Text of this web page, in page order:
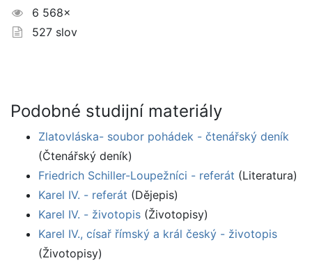
6 568×
527 slov
Podobné studijní materiály
Zlatovláska- soubor pohádek - čtenářský deník
(Čtenářský deník)
Friedrich Schiller-Loupežníci - referát (Literatura)
Karel IV. - referát (Dějepis)
Karel IV. - životopis (Životopisy)
Karel IV., císař římský a král český - životopis
(Životopisy)